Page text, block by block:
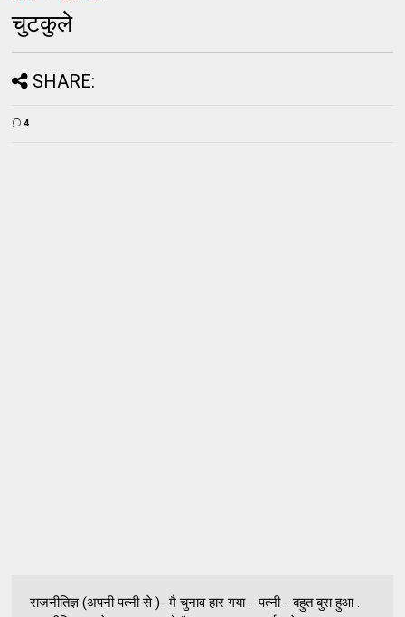
चुटकुले
SHARE:
4
राजनीतिज्ञ (अपनी पत्नी से )- मै चुनाव हार गया . पत्नी - बहुत बुरा हुआ .